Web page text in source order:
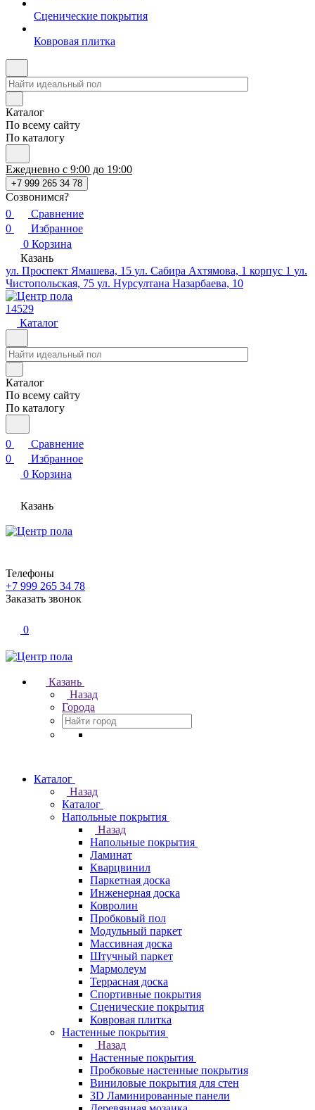
Сценические покрытия
Ковровая плитка
Каталог
По всему сайту
По каталогу
Ежедневно с 9:00 до 19:00
+7 999 265 34 78
Созвонимся?
0
Сравнение
0
Избранное
0 Корзина
Казань
ул. Проспект Ямашева, 15 ул. Сабира Ахтямова, 1 корпус 1 ул.
Чистопольская, 75 ул. Нурсултана Назарбаева, 10
14529
Каталог
Каталог
По всему сайту
По каталогу
0
Сравнение
0
Избранное
0 Корзина
Казань
Телефоны
+7 999 265 34 78
Заказать звонок
0
Казань
Назад
Города
Каталог
Назад
Каталог
Напольные покрытия
Назад
Напольные покрытия
Ламинат
Кварцвинил
Паркетная доска
Инженерная доска
Ковролин
Пробковый пол
Модульный паркет
Массивная доска
Штучный паркет
Мармолеум
Террасная доска
Спортивные покрытия
Сценические покрытия
Ковровая плитка
Настенные покрытия
Назад
Настенные покрытия
Пробковые настенные покрытия
Виниловые покрытия для стен
3D Ламинированные панели